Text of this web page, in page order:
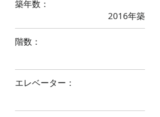
築年数：
2016年築
階数：
エレベーター：